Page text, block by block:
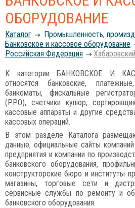
ОБОРУДОВАНИЕ
Каталог
Промышленность,
Банковское и кассовое оборудование
Российcкая Федерация
К категории БАНКОВСКОЕ И
относятся банковские,
банкоматы, фискальные
(РРО), счетчики купюр,
кассовые аппараты и другие
кассовых операций.
В этом разделе Каталога
данные, официальные сайты
предприятия и компании по
банковского оборудования,
конструкторские бюро и институты
магазины, торговые сети и
сервисные службы по ремонту и
банковского оборудования.